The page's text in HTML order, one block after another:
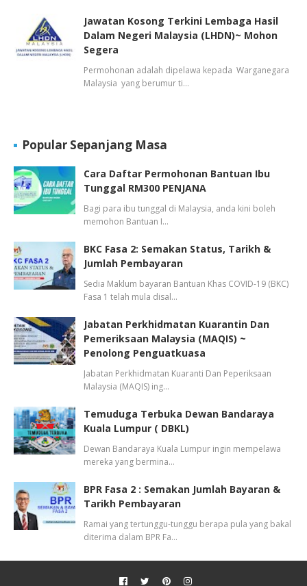
Jawatan Kosong Terkini Lembaga Hasil
Dalam Negeri Malaysia (LHDN)~ Mohon
Segera
Permohonan adalah dipelawa kepada Warganegara
Malaysia yang berumur ti…
Popular Sepanjang Masa
Cara Daftar Permohonan Bantuan Ibu
Tunggal RM300 PENJANA
Bagi para ibu tunggal di Malaysia, anda kini boleh
memohon Bantuan I…
BKC Fasa 2: Semakan Status, Tarikh &
Jumlah Pembayaran
Sedia Maklum bayaran Bantuan Khas COVID-19 (BKC)
Fasa 1 telah mula disal…
Jabatan Perkhidmatan Kuarantin Dan
Pemeriksaan Malaysia (MAQIS) ~
Penolong Penguatkuasa
Jabatan Perkhidmatan Kuaranti Dan Peperiksaan
Malaysia (MAQIS) ing…
Temuduga Terbuka Dewan Bandaraya
Kuala Lumpur ( DBKL)
Dewan Bandaraya Kuala Lumpur ingin mempelawa
mereka yang bermina…
BPR Fasa 2 : Semakan Jumlah Bayaran &
Tarikh Pembayaran
Ramai yang tertunggu-tunggu berapa pula yang bakal
diterima dalam BPR Fa…